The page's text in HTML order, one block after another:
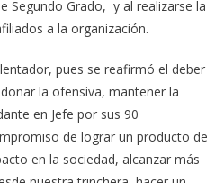
Segundo Grado, y al realizarse la
a la organización.
pues se reafirmó el deber
la ofensiva, mantener la
en Jefe por sus 90
de lograr un producto de
en la sociedad, alcanzar más